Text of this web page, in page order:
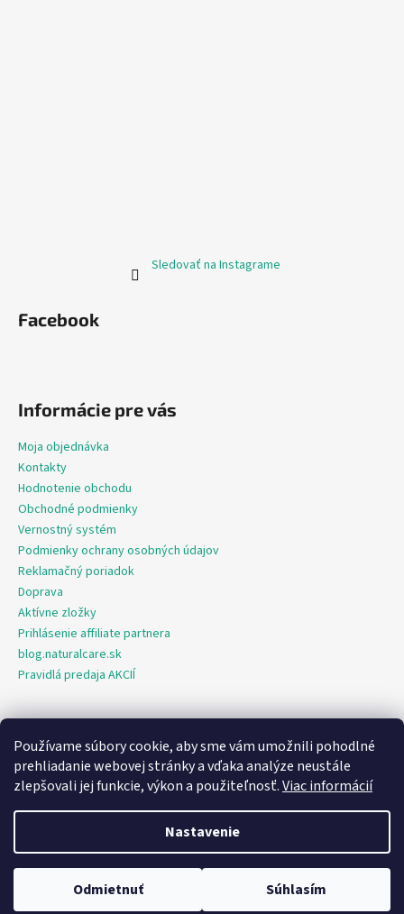
Používame súbory cookie, aby sme vám umožnili pohodlné
prehliadanie webovej stránky a vďaka analýze neustále
zlepšovali jej funkcie, výkon a použiteľnosť.Viac informácií
Nastavenie
Odmietnuť Súhlasím
Sledovať na Instagrame
Facebook
Informácie pre vás
Moja objednávka
Kontakty
Hodnotenie obchodu
Obchodné podmienky
Vernostný systém
Podmienky ochrany osobných údajov
Reklamačný poriadok
Doprava
Aktívne zložky
Prihlásenie affiliate partnera
blog.naturalcare.sk
Pravidlá predaja AKCIÍ
O marketing sa nám stará digitálna agentúra Consultee
Vytvoril Shoptet
NaturalCare.sk. Všetky práva vyhradené.
nastavenie cookies
✓ Ceny sú monitorované v súlade s EU Omnibus smernicou.